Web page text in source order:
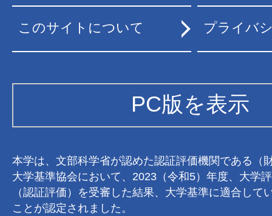
このサイトについて プライバ
PC版を表示
本学は、文部科学省が認めた認証評価機関である（
大学基準協会において、2023（令和5）年度、大学
（認証評価）を受審した結果、大学基準に適合して
ことが認定されました。